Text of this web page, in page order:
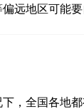
远地区可能要
，全国各地都